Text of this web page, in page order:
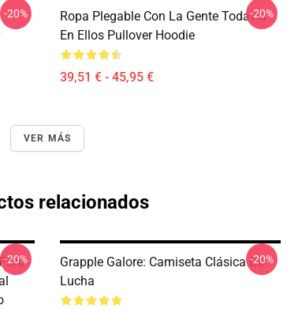
-20%
Ropa Plegable Con La Gente Todavía
En Ellos Pullover Hoodie
39,51 € - 45,95 €
-20%
VER MÁS
relacionados
-20%
Grapple Galore: Camiseta Clásica De
Lucha
-20%